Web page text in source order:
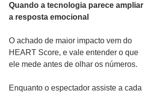
Quando a tecnologia parece ampliar
a resposta emocional
O achado de maior impacto vem do
HEART Score, e vale entender o que
ele mede antes de olhar os números.
Enquanto o espectador assiste a cada